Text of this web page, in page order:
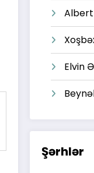
Albert
Elvin
Şərhlər